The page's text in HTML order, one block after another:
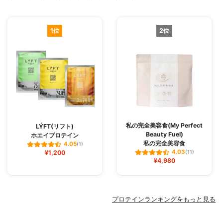
1位
LÝFT(リフト)
ホエイプロテイン
4.05(1)
¥1,200
2位
私の完全美容食(My Perfect
Beauty Fuel)
私の完全美容食
4.03(11)
¥4,980
プロテインランキングをもっと見る